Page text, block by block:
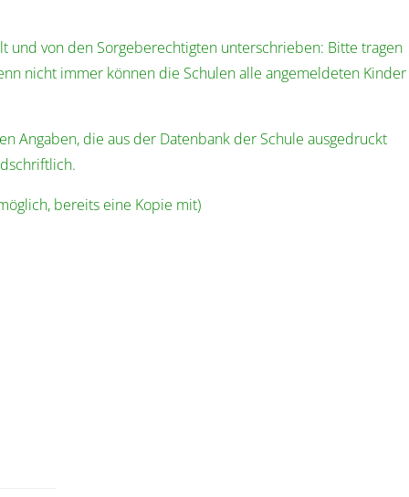
und von den Sorgeberechtigten unterschrieben: Bitte tragen
nicht immer können die Schulen alle angemeldeten Kinder
Angaben, die aus der Datenbank der Schule ausgedruckt
bereits eine Kopie mit)